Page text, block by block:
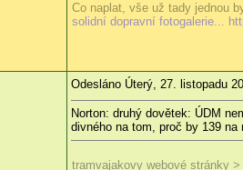
Co naplat, vše už tady jednou
solidní dopravní fotogalerie...
Odesláno Úterý, 27. listopadu
Norton: druhý dovětek: ÚDM
divného na tom, proč by 139
tramvajakovy webové stránky >